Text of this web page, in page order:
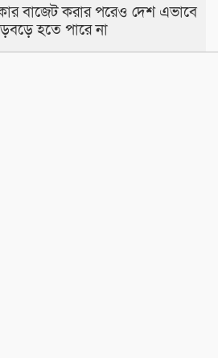
বাজেট করার পরেও দেশ এভাবে
হতে পারে না